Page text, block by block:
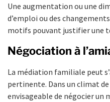
Une augmentation ou une
d’emploi ou des
motifs pouvant justifier une
Négociation à
La médiation familiale peut
pertinente. Dans un climat
envisageable de négocier